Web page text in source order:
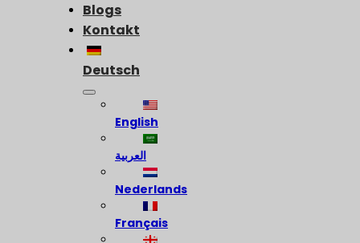
Blogs
Kontakt
Deutsch
English
العربية
Nederlands
Français